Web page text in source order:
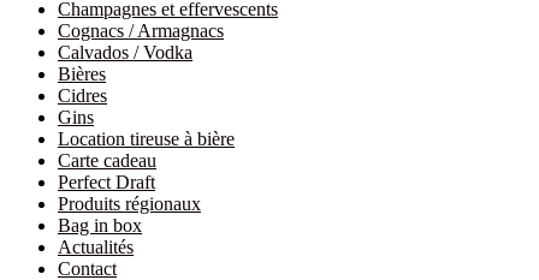
Champagnes et effervescents
Cognacs / Armagnacs
Calvados / Vodka
Bières
Cidres
Gins
Location tireuse à bière
Carte cadeau
Perfect Draft
Produits régionaux
Bag in box
Actualités
Contact